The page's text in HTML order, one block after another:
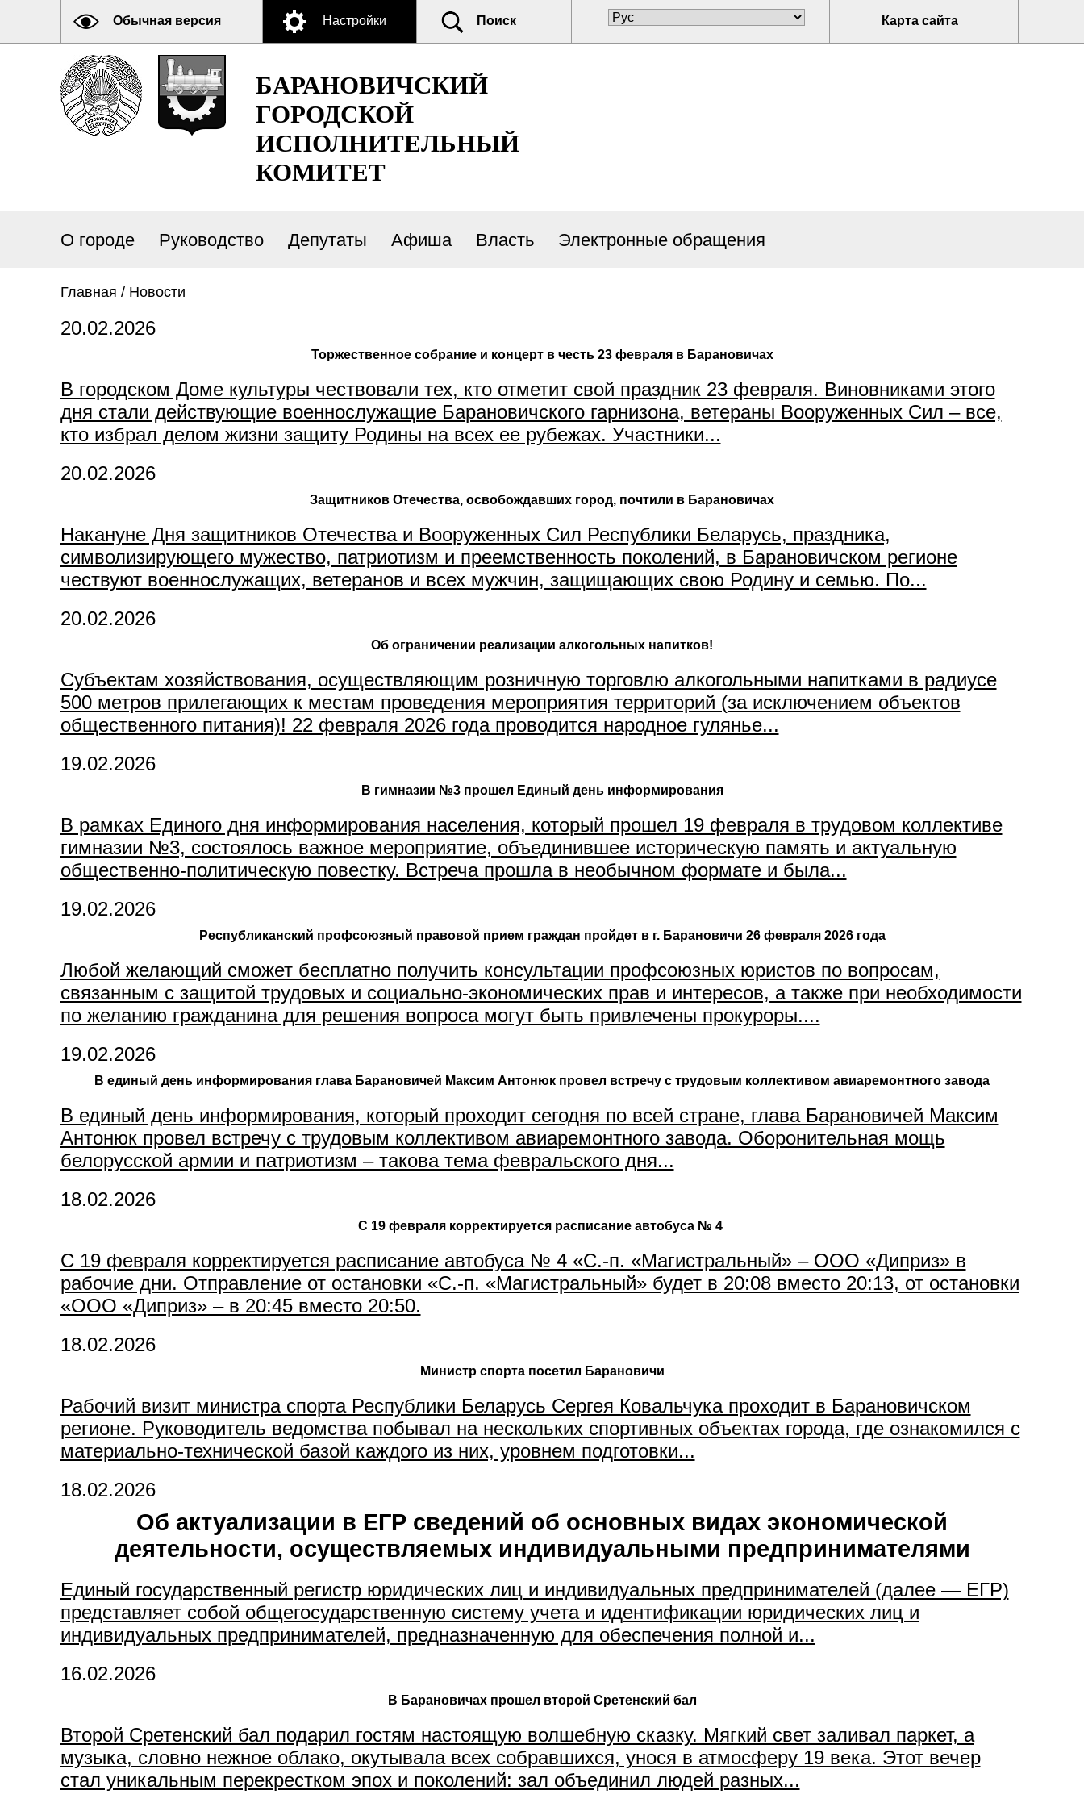
Обычная версия Настройки Поиск Карта сайта
БАРАНОВИЧСКИЙ
ГОРОДСКОЙ
ИСПОЛНИТЕЛЬНЫЙ
КОМИТЕТ
О городе Руководство Депутаты Афиша Власть Электронные обращения
Главная / Новости
20.02.2026
Торжественное собрание и концерт в честь 23 февраля в Барановичах
В городском Доме культуры чествовали тех, кто отметит свой праздник 23 февраля. Виновниками этого
дня стали действующие военнослужащие Барановичского гарнизона, ветераны Вооруженных Сил – все,
кто избрал делом жизни защиту Родины на всех ее рубежах. Участники...
20.02.2026
Защитников Отечества, освобождавших город, почтили в Барановичах
Накануне Дня защитников Отечества и Вооруженных Сил Республики Беларусь, праздника,
символизирующего мужество, патриотизм и преемственность поколений, в Барановичском регионе
чествуют военнослужащих, ветеранов и всех мужчин, защищающих свою Родину и семью. По...
20.02.2026
Об ограничении реализации алкогольных напитков!
Субъектам хозяйствования, осуществляющим розничную торговлю алкогольными напитками в радиусе
500 метров прилегающих к местам проведения мероприятия территорий (за исключением объектов
общественного питания)! 22 февраля 2026 года проводится народное гулянье...
19.02.2026
В гимназии №3 прошел Единый день информирования
В рамках Единого дня информирования населения, который прошел 19 февраля в трудовом коллективе
гимназии №3, состоялось важное мероприятие, объединившее историческую память и актуальную
общественно-политическую повестку. Встреча прошла в необычном формате и была...
19.02.2026
Республиканский профсоюзный правовой прием граждан пройдет в г. Барановичи 26 февраля 2026 года
Любой желающий сможет бесплатно получить консультации профсоюзных юристов по вопросам,
связанным с защитой трудовых и социально-экономических прав и интересов, а также при необходимости
по желанию гражданина для решения вопроса могут быть привлечены прокуроры....
19.02.2026
В единый день информирования глава Барановичей Максим Антонюк провел встречу с трудовым коллективом авиаремонтного завода
В единый день информирования, который проходит сегодня по всей стране, глава Барановичей Максим
Антонюк провел встречу с трудовым коллективом авиаремонтного завода. Оборонительная мощь
белорусской армии и патриотизм – такова тема февральского дня...
18.02.2026
С 19 февраля корректируется расписание автобуса № 4
С 19 февраля корректируется расписание автобуса № 4 «С.-п. «Магистральный» – ООО «Диприз» в
рабочие дни. Отправление от остановки «С.-п. «Магистральный» будет в 20:08 вместо 20:13, от остановки
«ООО «Диприз» – в 20:45 вместо 20:50.
18.02.2026
Министр спорта посетил Барановичи
Рабочий визит министра спорта Республики Беларусь Сергея Ковальчука проходит в Барановичском
регионе. Руководитель ведомства побывал на нескольких спортивных объектах города, где ознакомился с
материально-технической базой каждого из них, уровнем подготовки...
18.02.2026
Об актуализации в ЕГР сведений об основных видах экономической
деятельности, осуществляемых индивидуальными предпринимателями
Единый государственный регистр юридических лиц и индивидуальных предпринимателей (далее — ЕГР)
представляет собой общегосударственную систему учета и идентификации юридических лиц и
индивидуальных предпринимателей, предназначенную для обеспечения полной и...
16.02.2026
В Барановичах прошел второй Сретенский бал
Второй Сретенский бал подарил гостям настоящую волшебную сказку. Мягкий свет заливал паркет, а
музыка, словно нежное облако, окутывала всех собравшихся, унося в атмосферу 19 века. Этот вечер
стал уникальным перекрестком эпох и поколений: зал объединил людей разных...